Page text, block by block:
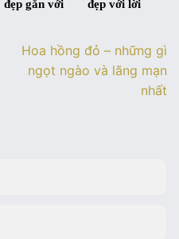
đẹp gắn với
đẹp với lời
Hoa hồng đỏ – những gì
ngọt ngào và lãng mạn
nhất